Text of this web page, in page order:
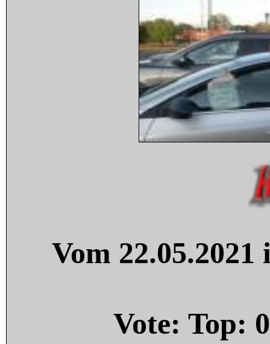
Vom
Vote: Top: 0